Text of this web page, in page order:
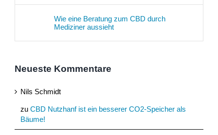
Wie eine Beratung zum CBD durch
Mediziner aussieht
Neueste Kommentare
Nils Schmidt
zu CBD Nutzhanf ist ein besserer CO2-Speicher als
Bäume!